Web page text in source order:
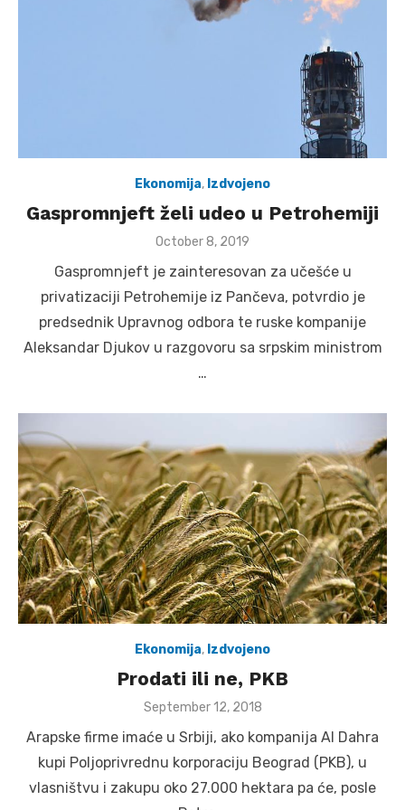
Ekonomija, Izdvojeno
Gaspromnjeft želi udeo u Petrohemiji
Posted
October 8, 2019
Gaspromnjeft je zainteresovan za učešće u
privatizaciji Petrohemije iz Pančeva, potvrdio je
predsednik Upravnog odbora te ruske kompanije
Aleksandar Djukov u razgovoru sa srpskim ministrom
…
Ekonomija, Izdvojeno
Prodati ili ne, PKB
Posted
September 12, 2018
Arapske firme imaće u Srbiji, ako kompanija Al Dahra
kupi Poljoprivrednu korporaciju Beograd (PKB), u
vlasništvu i zakupu oko 27.000 hektara pa će, posle